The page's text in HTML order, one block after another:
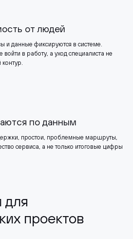
от людей
и данные фиксируются в системе.
в работу, а уход специалиста не
по данным
простои, проблемные маршруты,
сервиса, а не только итоговые цифры
для
проектов